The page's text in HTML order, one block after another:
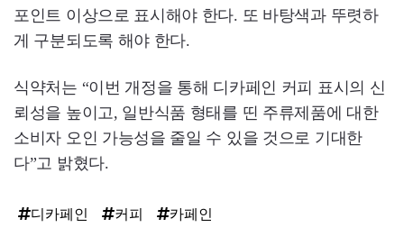
포인트 이상으로 표시해야 한다. 또 바탕색과 뚜렷하
게 구분되도록 해야 한다.
식약처는 “이번 개정을 통해 디카페인 커피 표시의 신
뢰성을 높이고, 일반식품 형태를 띤 주류제품에 대한
소비자 오인 가능성을 줄일 수 있을 것으로 기대한
다”고 밝혔다.
디카페인 커피 카페인